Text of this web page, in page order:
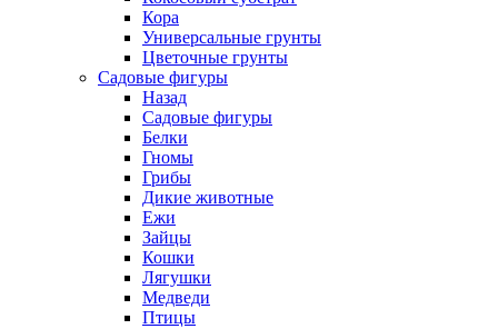
Кора
Универсальные грунты
Цветочные грунты
Садовые фигуры
Назад
Садовые фигуры
Белки
Гномы
Грибы
Дикие животные
Ежи
Зайцы
Кошки
Лягушки
Медведи
Птицы